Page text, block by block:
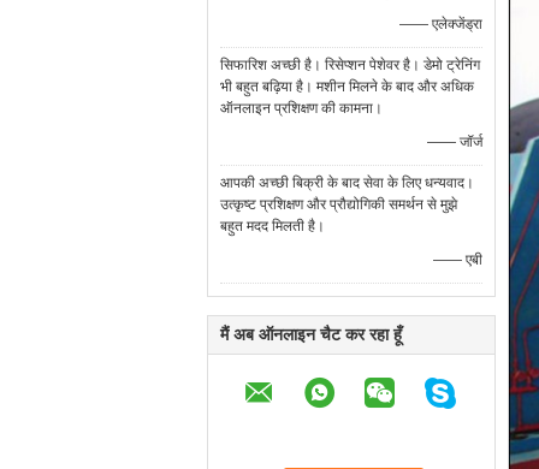
—— एलेक्जेंड्रा
सिफारिश अच्छी है। रिसेप्शन पेशेवर है। डेमो ट्रेनिंग
भी बहुत बढ़िया है। मशीन मिलने के बाद और अधिक
ऑनलाइन प्रशिक्षण की कामना।
—— जॉर्ज
आपकी अच्छी बिक्री के बाद सेवा के लिए धन्यवाद।
उत्कृष्ट प्रशिक्षण और प्रौद्योगिकी समर्थन से मुझे
बहुत मदद मिलती है।
—— एबी
मैं अब ऑनलाइन चैट कर रहा हूँ